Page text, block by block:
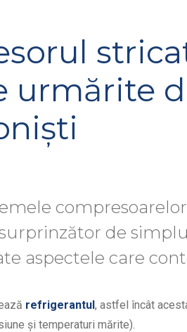
urmărite
de
aspectele care
refrigerantul, astfel încât
și temperaturi mărite).